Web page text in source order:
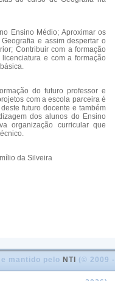
Ensino Médio; Aproximar os
e assim despertar o
Contribuir com a formação
e com a formação
do futuro professor e
com a escola parceira é
futuro docente e também
dos alunos do Ensino
organização curricular que
da Silveira
mantido pelo NTI (© 2009 -